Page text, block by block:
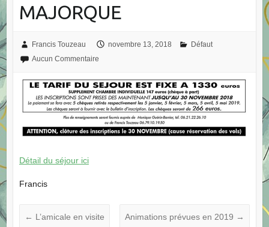
MAJORQUE
Francis Touzeau novembre 13, 2018
Défaut
Aucun Commentaire
Détail du séjour ici
Francis
← L’amicale en visite Animations prévues en 2019 →